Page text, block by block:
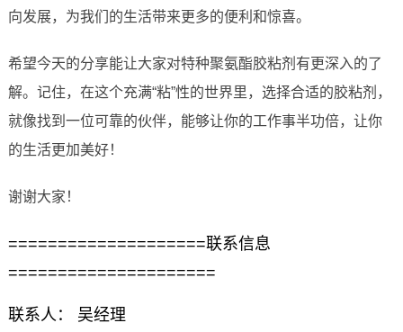
向发展，为我们的生活带来更多的便利和惊喜。
希望今天的分享能让大家对特种聚氨酯胶粘剂有更深入的了
解。记住，在这个充满“粘”性的世界里，选择合适的胶粘剂，
就像找到一位可靠的伙伴，能够让你的工作事半功倍，让你
的生活更加美好！
谢谢大家！
====================联系信息
=====================
联系人： 吴经理